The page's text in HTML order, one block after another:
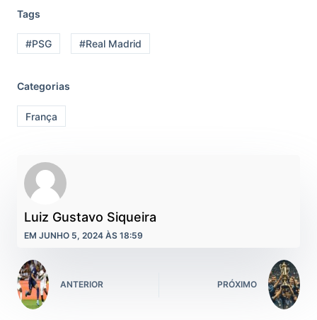
Tags
#PSG #Real Madrid
Categorias
França
Luiz Gustavo Siqueira
EM JUNHO 5, 2024 ÀS 18:59
ANTERIOR PRÓXIMO